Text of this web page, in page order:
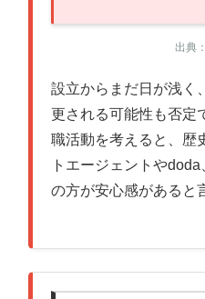
出典
設立からまだ日が浅く
更される可能性も否定
職活動を考えると、歴
トエージェントや
の方が安心感があると